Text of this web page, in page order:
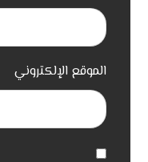
الموقع الإلكتروني